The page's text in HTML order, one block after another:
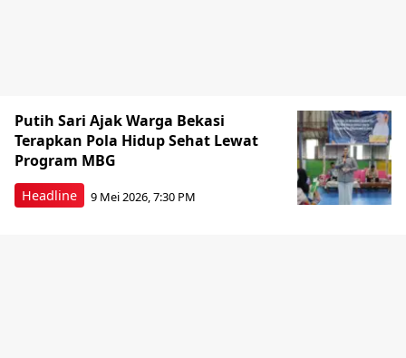
Headline
Putih Sari Ajak Warga Bekasi
Terapkan Pola Hidup Sehat Lewat
Program MBG
9 Mei 2026, 7:30 PM